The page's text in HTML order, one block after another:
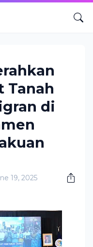
Tanah
di
19, 2025